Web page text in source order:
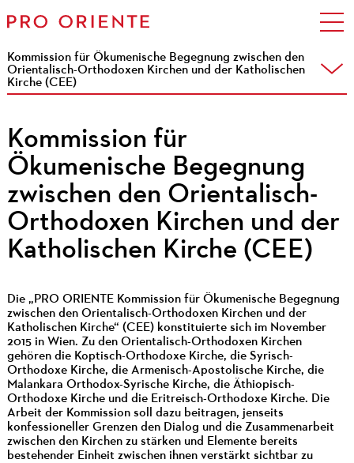
Kommission für Ökumenische Begegnung zwischen den
Orientalisch-Orthodoxen Kirchen und der Katholischen
Kirche (CEE)
Kommission für
Ökumenische Begegnung
zwischen den Orientalisch-
Orthodoxen Kirchen und der
Katholischen Kirche (CEE)
Die „PRO ORIENTE Kommission für Ökumenische Begegnung
zwischen den Orientalisch-Orthodoxen Kirchen und der
Katholischen Kirche“ (CEE) konstituierte sich im November
2015 in Wien. Zu den Orientalisch-Orthodoxen Kirchen
gehören die Koptisch-Orthodoxe Kirche, die Syrisch-
Orthodoxe Kirche, die Armenisch-Apostolische Kirche, die
Malankara Orthodox-Syrische Kirche, die Äthiopisch-
Orthodoxe Kirche und die Eritreisch-Orthodoxe Kirche. Die
Arbeit der Kommission soll dazu beitragen, jenseits
konfessioneller Grenzen den Dialog und die Zusammenarbeit
zwischen den Kirchen zu stärken und Elemente bereits
bestehender Einheit zwischen ihnen verstärkt sichtbar zu